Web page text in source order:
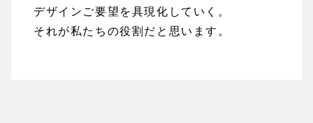
デザインご要望を具現化していく。
それが私たちの役割だと思います。